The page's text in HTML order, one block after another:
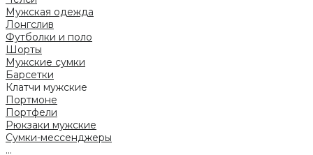
Мужская одежда
Лонгслив
Футболки и поло
Шорты
Мужские сумки
Барсетки
Клатчи мужские
Портмоне
Портфели
Рюкзаки мужские
Сумки-мессенджеры
...